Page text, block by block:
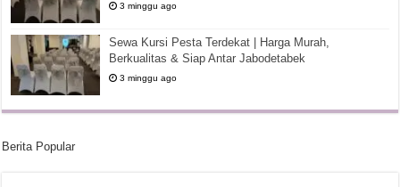
3 minggu ago
Sewa Kursi Pesta Terdekat | Harga Murah,
Berkualitas & Siap Antar Jabodetabek
3 minggu ago
Berita Popular